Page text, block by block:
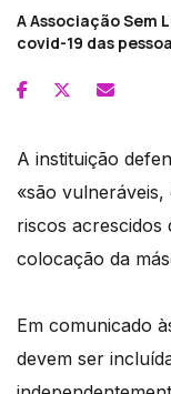
A Associação Sem
covid-19 das
A instituição
«são
riscos acrescidos
colocação da
Em comunicado
devem ser